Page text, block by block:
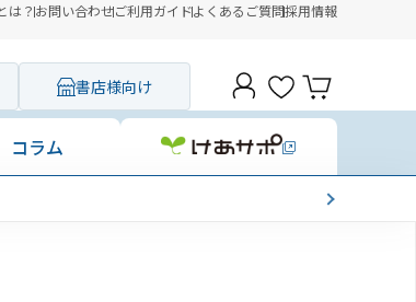
は？お問い合わせご利用ガイドよくあるご質問採用情報
書店様向け
コラム